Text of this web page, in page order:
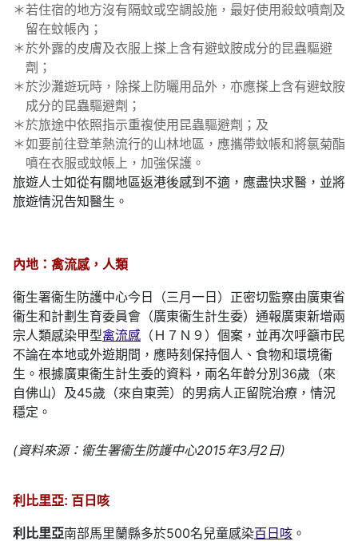
＊若住宿的地方沒有隔蚊或空調設施，最好使用殺蚊噴劑及
留在蚊帳內；
＊於外露的皮膚及衣服上搽上含有避蚊胺成分的昆蟲驅避
劑；
＊於沙灘遊玩時，除搽上防曬用品外，亦應搽上含有避蚊胺
成分的昆蟲驅避劑；
＊於旅途中依照指示重複使用昆蟲驅避劑；及
＊如要前往登革熱流行的山林地區，應攜帶蚊帳和將氯菊酯
噴在衣服或蚊帳上，加強保護。
旅遊人士如從有關地區返港後感到不適，應盡快求醫，並將
旅遊情況告知醫生。
內地：禽流感，人類
衞生署衞生防護中心今日（三月一日）正密切監察由廣東省
衞生和計劃生育委員會（廣東衞生計生委）通報廣東新增兩
宗人類感染甲型禽流感 （Ｈ７Ｎ９）個案，並再次呼籲市民
不論在本地或外遊期間，應時刻保持個人、食物和環境衞
生。根據廣東衞生計生委的資料，兩名年齡分別36歲（來
自佛山）及45歲（來自東莞）的男病人正留院治療，情況
穩定。
(資料來源：衞生署衞生防護中心2015年3月2日)
利比里亞: 百日咳
利比里亞南部馬里蘭縣多於500名兒童感染百日咳 。